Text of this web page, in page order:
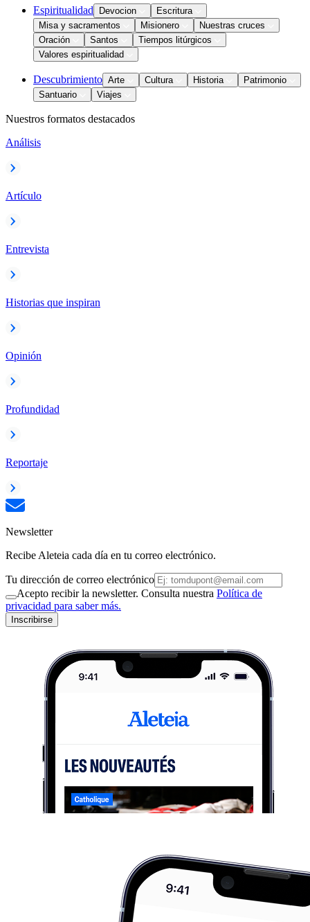
Espiritualidad Devocion
Escritura
Misa y sacramentos
Misionero
Nuestras cruces
Oración
Santos
Tiempos litúrgicos
Valores espiritualidad
Descubrimiento Arte Cultura Historia
Patrimonio
Santuario
Viajes
Nuestros formatos destacados
Análisis
Artículo
Entrevista
Historias que inspiran
Opinión
Profundidad
Reportaje
Newsletter
Recibe Aleteia cada día en tu correo electrónico.
Tu dirección de correo electrónico
Acepto recibir la newsletter. Consulta nuestra Política de
privacidad para saber más.
Inscribirse